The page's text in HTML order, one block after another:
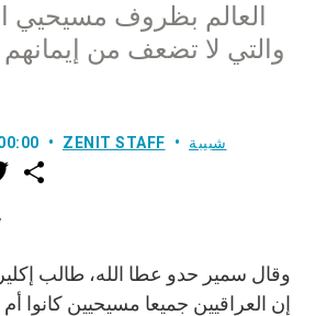
العالم بظروف مسيحيي
والتي لا تضعف من
ZENIT STAFF شبيبة
w
r
وقال سمير حدو عطا الله، طالب
إن العراقيين جميعا مسيحيين كانوا